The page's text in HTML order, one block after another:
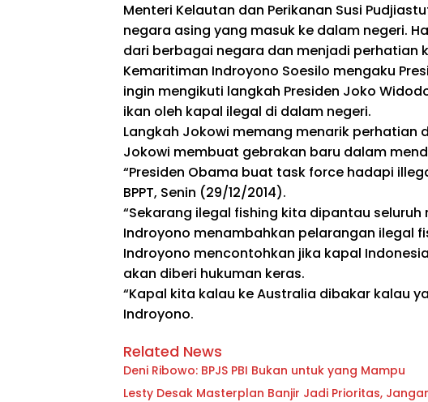
Menteri Kelautan dan Perikanan Susi
negara asing yang masuk ke dalam negeri.
dari berbagai negara dan menjadi perhatian
Kemaritiman Indroyono Soesilo mengaku
ingin mengikuti langkah Presiden Joko
ikan oleh kapal ilegal di dalam negeri.
Langkah Jokowi memang menarik perhatian
Jokowi membuat gebrakan baru dalam
“Presiden Obama buat task force hadapi
BPPT, Senin (29/12/2014).
“Sekarang ilegal fishing kita dipantau seluruh
Indroyono menambahkan pelarangan ilegal
Indroyono mencontohkan jika kapal
akan diberi hukuman keras.
“Kapal kita kalau ke Australia dibakar kalau
Indroyono.
Related News
Deni Ribowo: BPJS PBI Bukan untuk yang Mampu
Lesty Desak Masterplan Banjir Jadi Prioritas,